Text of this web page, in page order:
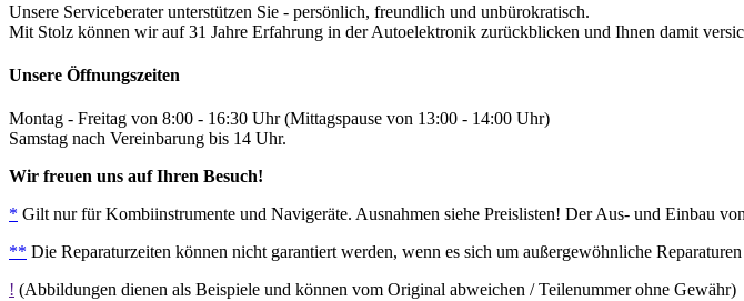
Unsere Serviceberater unterstützen Sie - persönlich, freundlich und unbürokratisch.
Mit Stolz können wir auf 31 Jahre Erfahrung in der Autoelektronik zurückblicken und Ihnen damit
Unsere Öffnungszeiten
Montag - Freitag von 8:00 - 16:30 Uhr (Mittagspause von 13:00 - 14:00 Uhr)
Samstag nach Vereinbarung bis 14 Uhr.
Wir freuen uns auf Ihren Besuch!
* Gilt nur für Kombiinstrumente und Navigeräte. Ausnahmen siehe Preislisten! Der Aus- und Einbau
** Die Reparaturzeiten können nicht garantiert werden, wenn es sich um außergewöhnliche
! (Abbildungen dienen als Beispiele und können vom Original abweichen / Teilenummer ohne Gewähr)